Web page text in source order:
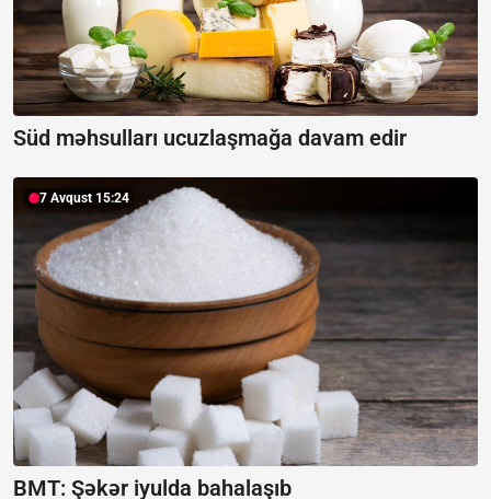
Süd məhsulları ucuzlaşmağa davam edir
7 Avqust 15:24
BMT: Şəkər iyulda bahalaşıb